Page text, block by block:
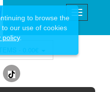
- 0.00€
to browse the
our use of cookies
policy.